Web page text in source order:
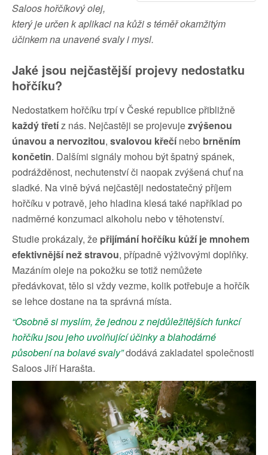
Saloos hořčíkový olej,
který je určen k aplikaci na kůži s téměř okamžitým
účinkem na unavené svaly i mysl.
Jaké jsou nejčastější projevy nedostatku
hořčíku?
Nedostatkem hořčíku trpí v České republice přibližně
každý třetíz nás. Nejčastěji se projevujezvýšenou
únavou a nervozitou, svalovou křečínebo brněním
končetin. Dalšími signály mohou být špatný spánek,
podrážděnost, nechutenství či naopak zvýšená chuť na
sladké. Na vině bývá nejčastěji nedostatečný příjem
hořčíku v potravě, jeho hladina klesá také například po
nadměrné konzumaci alkoholu nebo v těhotenství.
Studie prokázaly, že přijímání hořčíku kůží je mnohem
efektivnější než stravou, případně výživovými doplňky.
Mazáním oleje na pokožku se totiž nemůžete
předávkovat, tělo si vždy vezme, kolik potřebuje a hořčík
se lehce dostane na ta správná místa.
“Osobně si myslím, že jednou z nejdůležitějších funkcí
hořčíku jsou jeho uvolňující účinky a blahodárné
působení na bolavé svaly”dodává zakladatel společnosti
Saloos Jiří Harašta.